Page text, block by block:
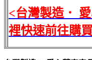
<台灣製造．
裡快速前往購